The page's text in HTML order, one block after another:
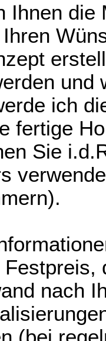
Ihnen
und
ich
fertige
Sie
nach